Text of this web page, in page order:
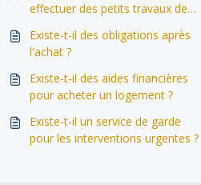
effectuer des petits travaux de
Existe-t-il des obligations après
l'achat ?
Existe-t-il des aides financières
pour acheter un logement ?
Existe-t-il un service de garde
pour les interventions urgentes ?